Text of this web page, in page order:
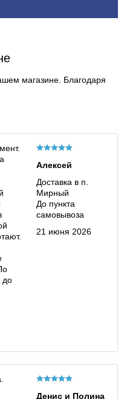
магазине. Благодаря
до
Алексей
Доставка в п.
Мирный
До пункта
самовывоза
21 июня 2026
Денис и Полина